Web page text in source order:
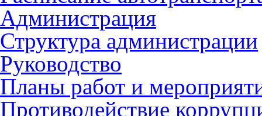
Администрация
Структура администрации
Руководство
Планы работ и
Противодействие